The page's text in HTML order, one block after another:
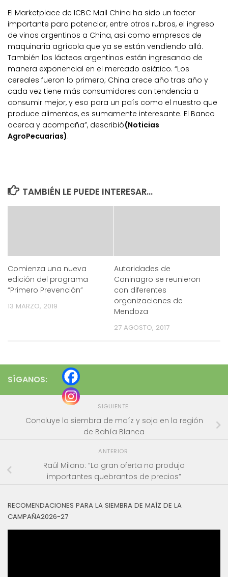
El Marketplace de ICBC Mall China ha sido un factor
importante para potenciar, entre otros rubros, el ingreso
de vinos argentinos a China, así como empresas de
maquinaria agrícola que ya se están vendiendo allá.
También los lácteos argentinos están ingresando de
manera exponencial en el mercado asiático. “Los
cereales fueron lo primero; China crece año tras año y
cada vez tiene más consumidores con tendencia a
consumir mejor, y eso para un país como el nuestro que
produce alimentos, es sumamente interesante. El Banco
acerca y acompaña”, describió(Noticias
AgroPecuarias).
TAMBIÉN LE PUEDE INTERESAR...
Comienza una nueva
edición del programa
“Primero Prevención”
13 MARZO, 2019
Autoridades de
Coninagro se reunieron
con diferentes
organizaciones de
Mendoza
27 AGOSTO, 2017
SÍGANOS:
SIGUIENTE
Concluye la siembra de maíz y soja en la región
de Bahía Blanca
ANTERIOR
Raúl Milano: “La gran oferta no produjo
importantes quebrantos de precios”
RECOMENDACIONES PARA LA SIEMBRA DE MAÍZ DE LA
CAMPAÑA2026-27